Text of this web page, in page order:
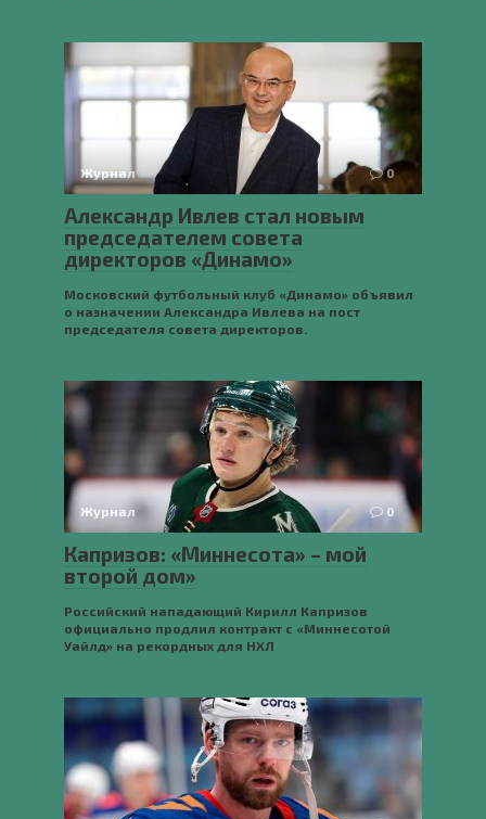
Журнал 0
Александр Ивлев стал новым
председателем совета
директоров «Динамо»
Московский футбольный клуб «Динамо» объявил
о назначении Александра Ивлева на пост
председателя совета директоров.
Журнал 0
Капризов: «Миннесота» – мой
второй дом»
Российский нападающий Кирилл Капризов
официально продлил контракт с «Миннесотой
Уайлд» на рекордных для НХЛ